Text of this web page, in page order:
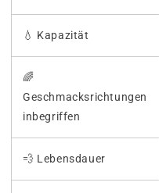
💧 Kapazität
🌈
Geschmacksrichtungen
inbegriffen
💨 Lebensdauer